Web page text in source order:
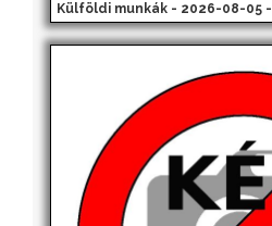
Külföldi munkák - 2026-08-05 -